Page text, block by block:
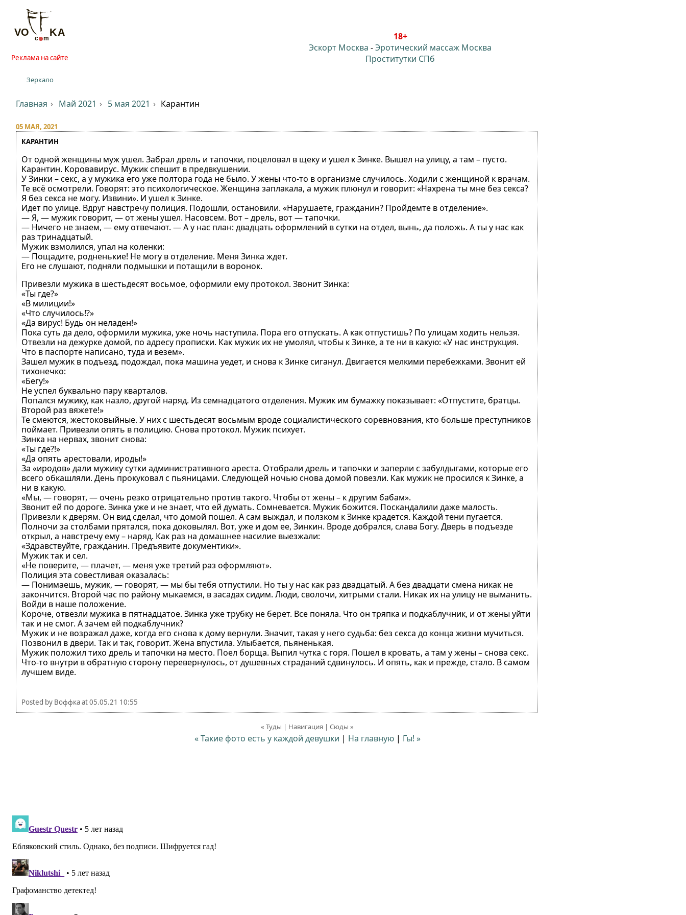
Реклама на сайте
Зеркало
18+
Эскорт Москва -Эротический массаж Москва
Проститутки СПб
Главная Май 2021 5 мая 2021 Карантин
05 МАЯ, 2021
КАРАНТИН
От одной женщины муж ушел. Забрал дрель и тапочки, поцеловал в щеку и ушел к Зинке. Вышел на улицу, а там – пусто.
Карантин. Коровавирус. Мужик спешит в предвкушении.
У Зинки – секс, а у мужика его уже полтора года не было. У жены что-то в организме случилось. Ходили с женщиной к врачам.
Те всё осмотрели. Говорят: это психологическое. Женщина заплакала, а мужик плюнул и говорит: «Нахрена ты мне без секса?
Я без секса не могу. Извини». И ушел к Зинке.
Идет по улице. Вдруг навстречу полиция. Подошли, остановили. «Нарушаете, гражданин? Пройдемте в отделение».
— Я, — мужик говорит, — от жены ушел. Насовсем. Вот – дрель, вот — тапочки.
— Ничего не знаем, — ему отвечают. — А у нас план: двадцать оформлений в сутки на отдел, вынь, да положь. А ты у нас как
раз тринадцатый.
Мужик взмолился, упал на коленки:
— Пощадите, родненькие! Не могу в отделение. Меня Зинка ждет.
Его не слушают, подняли подмышки и потащили в воронок.
Привезли мужика в шестьдесят восьмое, оформили ему протокол. Звонит Зинка:
«Ты где?»
«В милиции!»
«Что случилось!?»
«Да вирус! Будь он неладен!»
Пока суть да дело, оформили мужика, уже ночь наступила. Пора его отпускать. А как отпустишь? По улицам ходить нельзя.
Отвезли на дежурке домой, по адресу прописки. Как мужик их не умолял, чтобы к Зинке, а те ни в какую: «У нас инструкция.
Что в паспорте написано, туда и везем».
Зашел мужик в подъезд, подождал, пока машина уедет, и снова к Зинке сиганул. Двигается мелкими перебежками. Звонит ей
тихонечко:
«Бегу!»
Не успел буквально пару кварталов.
Попался мужику, как назло, другой наряд. Из семнадцатого отделения. Мужик им бумажку показывает: «Отпустите, братцы.
Второй раз вяжете!»
Те смеются, жестоковыйные. У них с шестьдесят восьмым вроде социалистического соревнования, кто больше преступников
поймает. Привезли опять в полицию. Снова протокол. Мужик психует.
Зинка на нервах, звонит снова:
«Ты где?!»
«Да опять арестовали, ироды!»
За «иродов» дали мужику сутки административного ареста. Отобрали дрель и тапочки и заперли с забулдыгами, которые его
всего обкашляли. День прокуковал с пьяницами. Следующей ночью снова домой повезли. Как мужик не просился к Зинке, а
ни в какую.
«Мы, — говорят, — очень резко отрицательно против такого. Чтобы от жены – к другим бабам».
Звонит ей по дороге. Зинка уже и не знает, что ей думать. Сомневается. Мужик божится. Поскандалили даже малость.
Привезли к дверям. Он вид сделал, что домой пошел. А сам выждал, и ползком к Зинке крадется. Каждой тени пугается.
Полночи за столбами прятался, пока доковылял. Вот, уже и дом ее, Зинкин. Вроде добрался, слава Богу. Дверь в подъезде
открыл, а навстречу ему – наряд. Как раз на домашнее насилие выезжали:
«Здравствуйте, гражданин. Предъявите документики».
Мужик так и сел.
«Не поверите, — плачет, — меня уже третий раз оформляют».
Полиция эта совестливая оказалась:
— Понимаешь, мужик, — говорят, — мы бы тебя отпустили. Но ты у нас как раз двадцатый. А без двадцати смена никак не
закончится. Второй час по району мыкаемся, в засадах сидим. Люди, сволочи, хитрыми стали. Никак их на улицу не выманить.
Войди в наше положение.
Короче, отвезли мужика в пятнадцатое. Зинка уже трубку не берет. Все поняла. Что он тряпка и подкаблучник, и от жены уйти
так и не смог. А зачем ей подкаблучник?
Мужик и не возражал даже, когда его снова к дому вернули. Значит, такая у него судьба: без секса до конца жизни мучиться.
Позвонил в двери. Так и так, говорит. Жена впустила. Улыбается, пьяненькая.
Мужик положил тихо дрель и тапочки на место. Поел борща. Выпил чутка с горя. Пошел в кровать, а там у жены – снова секс.
Что-то внутри в обратную сторону перевернулось, от душевных страданий сдвинулось. И опять, как и прежде, стало. В самом
лучшем виде.
Posted by Воффкаat05.05.21 10:55
« Туды | Навигация | Сюды »
« Такие фото есть у каждой девушки | На главную| Гы! »